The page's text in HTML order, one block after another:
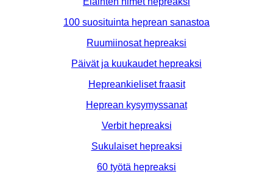
100 suosituinta heprean sanastoa
Ruumiinosat hepreaksi
Päivät ja kuukaudet hepreaksi
Hepreankieliset fraasit
Heprean kysymyssanat
Verbit hepreaksi
Sukulaiset hepreaksi
60 työtä hepreaksi